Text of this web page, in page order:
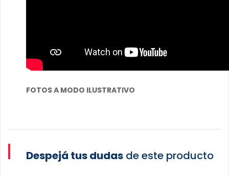
FOTOS A MODO ILUSTRATIVO
Despejá tus dudas de este producto